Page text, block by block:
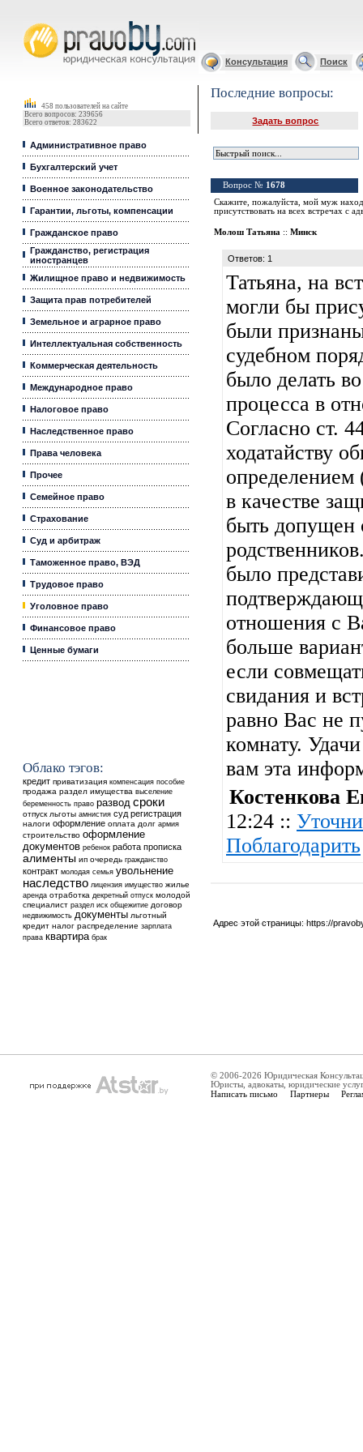
Консультация Поиск
458 пользователей на сайте
Всего вопросов: 239656
Всего ответов: 283622
Административное право
Бухгалтерский учет
Военное законодательство
Гарантии, льготы, компенсации
Гражданское право
Гражданство, регистрация
иностранцев
Жилищное право и недвижимость
Защита прав потребителей
Земельное и аграрное право
Интеллектуальная собственность
Коммерческая деятельность
Международное право
Налоговое право
Наследственное право
Права человека
Прочее
Семейное право
Страхование
Суд и арбитраж
Таможенное право, ВЭД
Трудовое право
Уголовное право
Финансовое право
Ценные бумаги
Облако тэгов:
кредит приватизация компенсация пособие
продажа раздел имущества выселение
беременность право развод сроки
отпуск льготы амнистия суд регистрация
налоги оформление оплата долг армия
строительство оформление
документов ребенок работа прописка
алименты ип очередь гражданство
контракт молодая семья увольнение
наследство лицензия имущество жилье
аренда отработка декретный отпуск молодой
специалист раздел иск общежитие договор
недвижимость документы льготный
кредит налог распределение зарплата
права квартира брак
Последние вопросы:
Задать вопрос
Вопрос № 1678
Скажите, пожалуйста, мой муж
присутствовать на всеx встречах с
Молош Татьяна :: Минск
Ответов: 1
Татьяна, на
могли бы
были
судебном
было делать
процесса в
Согласно ст.
ходатайству
определением
в качестве
быть допущен
было
отношения с
больше
если
свидания и
равно Вас не
комнату.
вам эта
Костенкова
12:24 ::
Поблагодарить
Адрес этой страницы: https://
© 2006-2026 Юридическая
Юристы, адвокаты, юридические
Написать письмо Партнеры